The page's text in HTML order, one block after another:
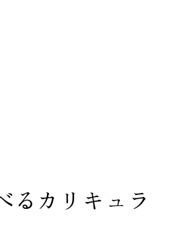
るカリキュラ